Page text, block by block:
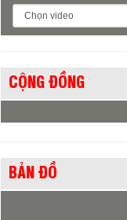
CỘNG ĐỒNG
BẢN ĐỒ